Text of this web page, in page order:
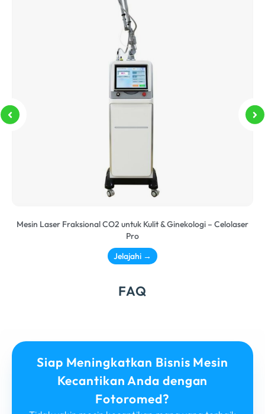
Mesin Laser Fraksional CO2 untuk Kulit & Ginekologi – Celolaser
Pro
Jelajahi →
FAQ
Siap Meningkatkan Bisnis Mesin
Kecantikan Anda dengan
Fotoromed?